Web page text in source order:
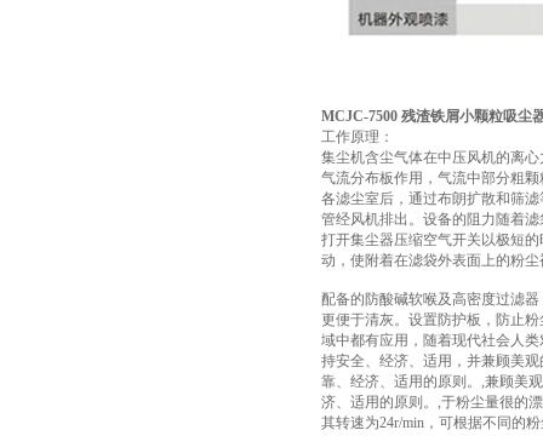
MCJC-7500 残渣铁屑小颗粒吸尘
工作原理：
集尘机含尘气体在中压风机的离
气流分布板作用，气流中部分粗
各滤尘室后，通过布朗扩散和筛
管经风机排出。设备的阻力随着
打开集尘器压缩空气开关以极短
动，使附着在滤袋外表面上的粉
配备的防酸碱软喉及高密度过滤
更便于清灰。设置防护板，防止
域中都有应用，随着现代社会人
持安全、经济、适用，并兼顾美
靠、经济、适用的原则。,兼顾美
济、适用的原则。,于粉尘量很的
其转速为24r/min，可根据不同的